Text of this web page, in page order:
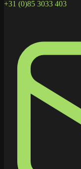
+31 (0)85 3033 403